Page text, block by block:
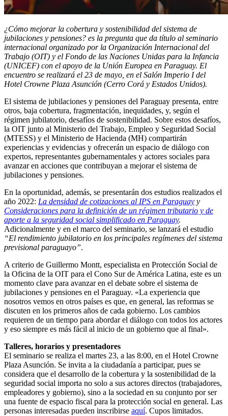
¿Cómo mejorar la cobertura y sostenibilidad del sistema de
jubilaciones y pensiones? es la pregunta que da título al seminario
internacional organizado por la Organización Internacional del
Trabajo (OIT) y el Fondo de las Naciones Unidas para la Infancia
(UNICEF) con el apoyo de la Unión Europea en Paraguay. El
encuentro se realizará el 23 de mayo, en el Salón Imperio I del
Hotel Crowne Plaza Asunción (Cerro Corá y Estados Unidos).
El sistema de jubilaciones y pensiones del Paraguay presenta, entre
otros, baja cobertura, fragmentación, inequidades, y, según el
régimen jubilatorio, desafíos de sostenibilidad. Sobre estos desafíos,
la OIT junto al Ministerio del Trabajo, Empleo y Seguridad Social
(MTESS) y el Ministerio de Hacienda (MH) compartirán
experiencias y evidencias y ofrecerán un espacio de diálogo con
expertos, representantes gubernamentales y actores sociales para
avanzar en acciones que contribuyan a mejorar el sistema de
jubilaciones y pensiones.
En la oportunidad, además, se presentarán dos estudios realizados el
año 2022: La densidad de cotizaciones al IPS en Paraguay y
Consideraciones para la definición de un régimen tributario y de
aporte a la seguridad social simplificado en Paraguay.
Adicionalmente y en el marco del seminario, se lanzará el estudio
“El rendimiento jubilatorio en los principales regímenes del sistema
previsional paraguayo”.
A criterio de Guillermo Montt, especialista en Protección Social de
la Oficina de la OIT para el Cono Sur de América Latina, este es un
momento clave para avanzar en el debate sobre el sistema de
jubilaciones y pensiones en el Paraguay. «La experiencia que
nosotros vemos en otros países es que, en general, las reformas se
discuten en los primeros años de cada gobierno. Los cambios
requieren de un tiempo para abordar el diálogo con todos los actores
y eso siempre es más fácil al inicio de un gobierno que al final».
Talleres, horarios y presentadores
El seminario se realiza el martes 23, a las 8:00, en el Hotel Crowne
Plaza Asunción. Se invita a la ciudadanía a participar, pues se
considera que el desarrollo de la cobertura y la sostenibilidad de la
seguridad social importa no solo a sus actores directos (trabajadores,
empleadores y gobierno), sino a la sociedad en su conjunto por ser
una fuente de espacio fiscal para la protección social en general. Las
personas interesadas pueden inscribirse aquí. Cupos limitados.